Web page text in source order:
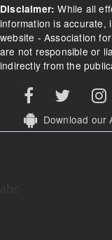
Disclaimer: While all
information is accurate,
website - Association
are not responsible or
indirectly from the
Download our